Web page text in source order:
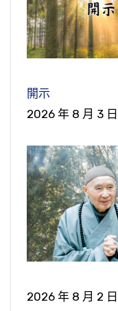
開示
2026 年 8 月 3 日
2026 年 8 月 2 日